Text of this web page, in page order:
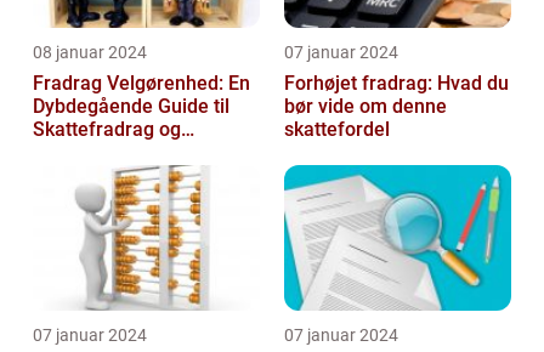
08 januar 2024
Fradrag Velgørenhed: En
Dybdegående Guide til
Skattefradrag og
07 januar 2024
Forhøjet fradrag: Hvad du
bør vide om denne
skattefordel
07 januar 2024 07 januar 2024